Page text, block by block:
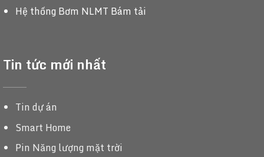
Hệ thống Bơm NLMT Bám tải
Tin tức mới nhất
Tin dự án
Smart Home
Pin Năng lượng mặt trời